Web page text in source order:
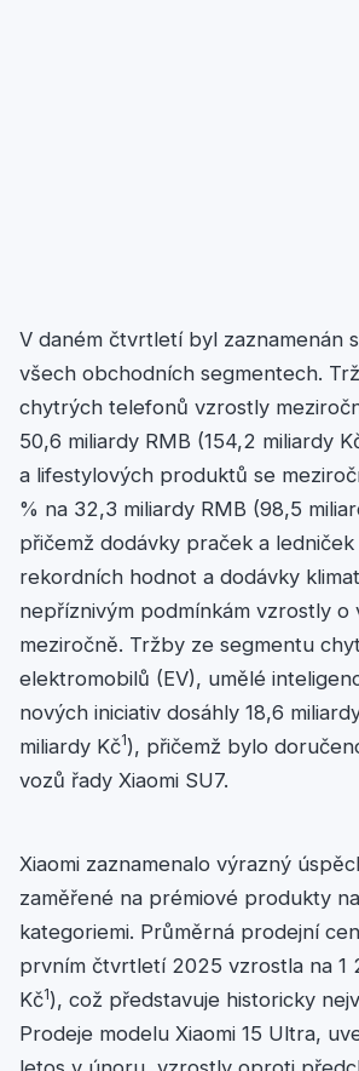
V daném čtvrtletí byl zaznamenán
všech obchodních segmentech.
chytrých telefonů vzrostly
50,6 miliardy RMB (154,2 miliardy
a lifestylových produktů se
% na 32,3 miliardy RMB (98,5
přičemž dodávky praček a ledniček
rekordních hodnot a dodávky
nepříznivým podmínkám vzrostly o
meziročně. Tržby ze segmentu
elektromobilů (EV), umělé
nových iniciativ dosáhly 18,6
miliardy Kč1), přičemž bylo
vozů řady Xiaomi SU7.
Xiaomi zaznamenalo výrazný
zaměřené na prémiové produkty
kategoriemi. Průměrná prodejní
prvním čtvrtletí 2025 vzrostla na 1
Kč1), což představuje historicky
Prodeje modelu Xiaomi 15 Ultra,